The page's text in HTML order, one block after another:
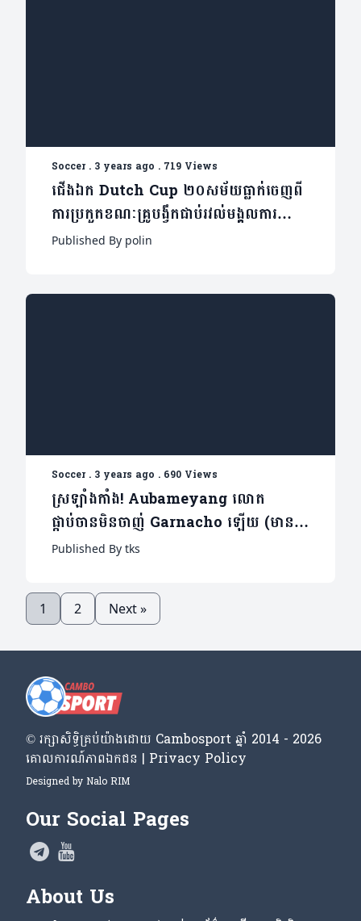
Soccer. 3 years ago . 719 Views
ជើងឯក Dutch Cup ២០សម័យធ្លាក់ចេញពី
ការប្រកួតខណៈគ្រូបង្វឹកជាប់រវល់មង្គលការ
កូន(មានវីដេអូ)
Published By polin
Soccer. 3 years ago . 690 Views
ស្រឡាំងកាំង! Aubameyang លោត
ផ្កាប់ចានមិនចាញ់ Garnacho ឡើយ (មាន
វីដេអូ)
Published By tks
1 2 Next »
© រក្សា​សិទ្ធិ​គ្រប់​យ៉ាង​ដោយ​ Cambosport ឆ្នាំ 2014 - 2026
គោលការណ៍​ភាព​ឯកជន | Privacy Policy
Designed by Nalo RIM
Our Social Pages
About Us